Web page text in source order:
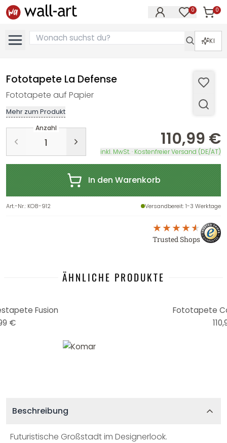
0 0
KI
Fototapete La Defense
Fototapete auf Papier
Mehr zum Produkt
Anzahl
110,99 €
inkl. MwSt. · Kostenfreier Versand (DE/AT)
In den Warenkorb
Art.-Nr.: KO8-912 Versandbereit: 1-3 Werktage
Trusted Shops
ÄHNLICHE PRODUKTE
Fusion
€
Fototapete
Beschreibung
Futuristische Großstadt im Designerlook.